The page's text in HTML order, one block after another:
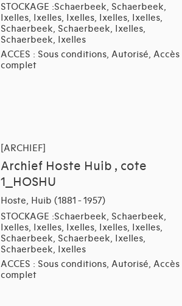
STOCKAGE :Schaerbeek, Schaerbeek,
Ixelles, Ixelles, Ixelles, Ixelles, Ixelles,
Schaerbeek, Schaerbeek, Ixelles,
Schaerbeek, Ixelles
ACCES : Sous conditions, Autorisé, Accès
complet
[ARCHIEF]
Archief Hoste Huib , cote
1_HOSHU
Hoste, Huib (1881 - 1957)
STOCKAGE :Schaerbeek, Schaerbeek,
Ixelles, Ixelles, Ixelles, Ixelles, Ixelles,
Schaerbeek, Schaerbeek, Ixelles,
Schaerbeek, Ixelles
ACCES : Sous conditions, Autorisé, Accès
complet